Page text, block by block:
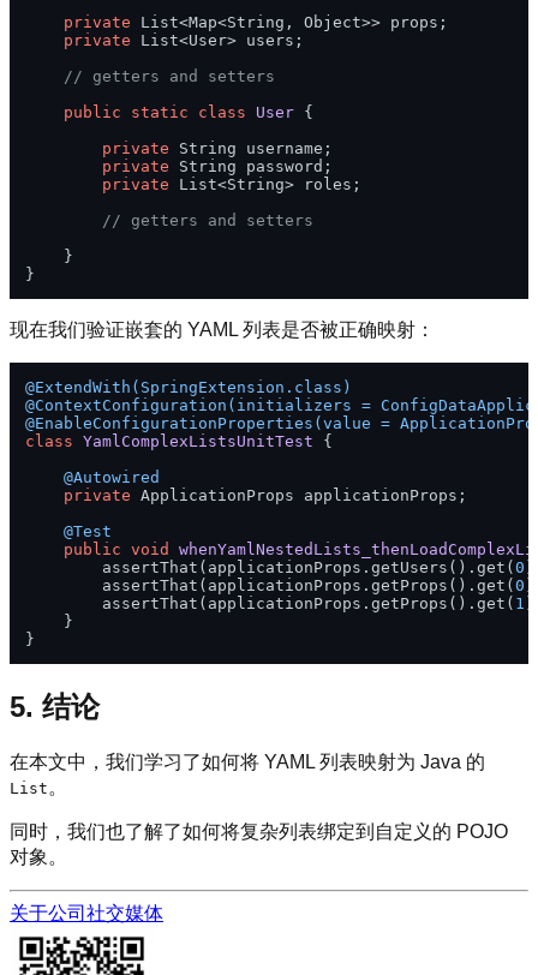
private List<Map<String, Object>> props;
private List<User> users;
// getters and setters
public
static class User {
private String username;
private String password;
private List<String> roles;
// getters and setters
    }
现在我们验证嵌套的 YAML 列表是否被正确映射：
@ExtendWith(SpringExtension.class)
@ContextConfiguration(initializers =
@EnableConfigurationProperties(value =
class YamlComplexListsUnitTest {
@Autowired
private ApplicationProps applicationProps;
@Test
public void
        assertThat(applicationProps.getUsers().get(
0
        assertThat(applicationProps.getProps().get(
0
        assertThat(applicationProps.getProps().get(
1
    }
5. 结论
在本文中，我们学习了如何将 YAML 列表映射为 Java 的
List 。
同时，我们也了解了如何将复杂列表绑定到自定义的 POJO
对象。
关于公司 社交媒体